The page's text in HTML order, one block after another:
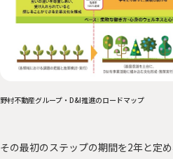
野村不動産グループ・D&I推進のロードマップ
その最初のステップの期間を2年と定